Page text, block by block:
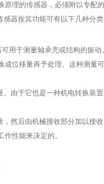
理的传感器，必须附以专配
器按其功能可有以下几种分类
用于测量轴承壳或结构的振动
位移量再予处理。这种测量
由于它也是一种机电转换装
然后由机械接收部分加以接
性能来决定的。